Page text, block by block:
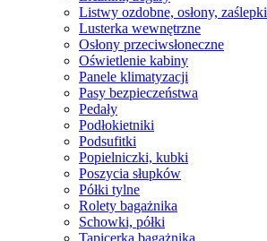
Listwy ozdobne, osłony, zaślepki
Lusterka wewnętrzne
Osłony przeciwsłoneczne
Oświetlenie kabiny
Panele klimatyzacji
Pasy bezpieczeństwa
Pedały
Podłokietniki
Podsufitki
Popielniczki, kubki
Poszycia słupków
Półki tylne
Rolety bagażnika
Schowki, półki
Tapicerka bagażnika